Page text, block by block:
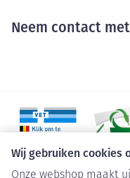
Wij gebruiken cookies
Onze webshop maakt
Neem contact